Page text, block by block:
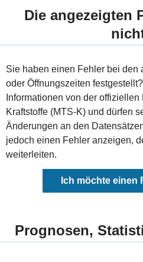
Die angezeigten
Sie haben einen Fehler bei den
oder Öffnungszeiten
Informationen von der
Kraftstoffe (MTS-K) und dürfen
Änderungen an den
jedoch einen Fehler anzeigen,
weiterleiten.
Ich möchte einen
Prognosen,